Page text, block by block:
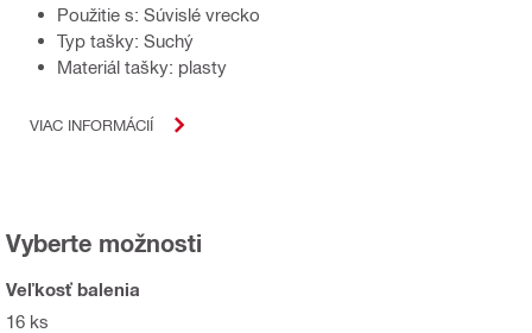
Použitie s: Súvislé vrecko
Typ tašky: Suchý
Materiál tašky: plasty
VIAC INFORMÁCIÍ
Vyberte možnosti
Veľkosť balenia
16 ks